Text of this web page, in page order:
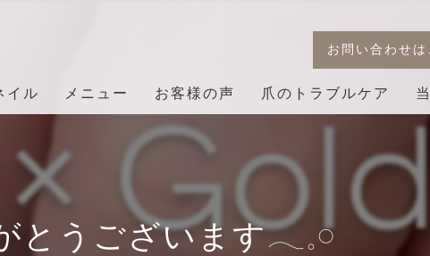
お問い合わせは
イル メニュー お客様の声 爪のトラブルケア
とうございます𓂃𓈒𓏸︎︎︎︎